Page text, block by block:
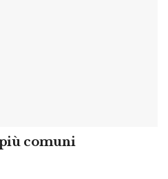
comuni